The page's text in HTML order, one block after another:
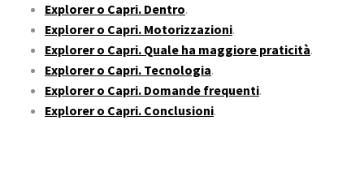
Explorer o Capri. Dentro.
Explorer o Capri. Motorizzazioni.
Explorer o Capri. Quale ha maggiore praticità.
Explorer o Capri. Tecnologia.
Explorer o Capri. Domande frequenti.
Explorer o Capri. Conclusioni.